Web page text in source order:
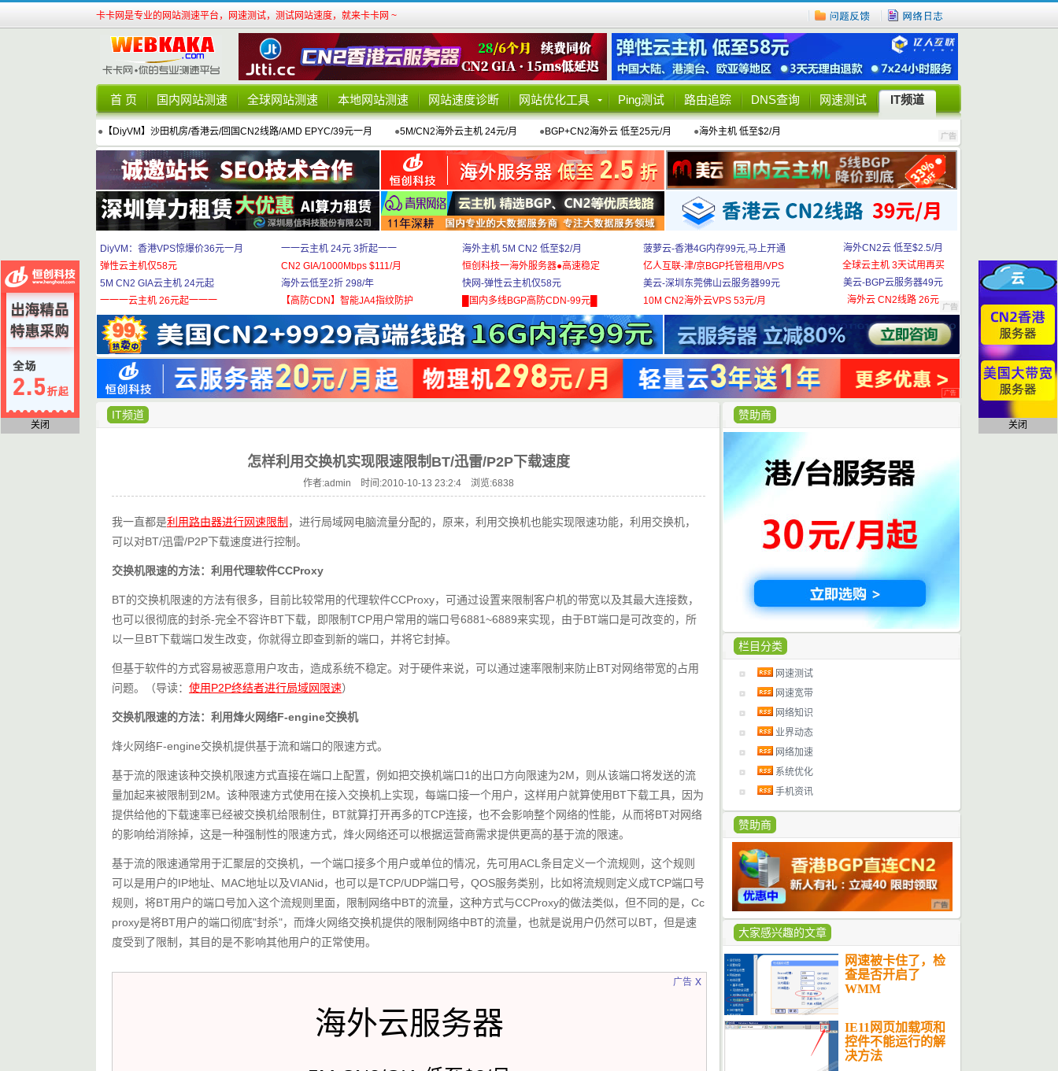
卡卡网是专业的网站测速平台，网速测试，测试网站速度，就来卡卡网 ~
首 页 国内网站测速 全球网站测速 本地网站测速 网站速度诊断 网站优化工具 Ping测试 路由追踪 DNS查询 网速测试 IT频道
● 【DiyVM】沙田机房/香港云/回国CN2线路/AMD EPYC/39元一月 ●5M/CN2海外云主机 24元/月 ●BGP+CN2海外云 低至25元/月 ●海外主机 低至$2/月
DiyVM：香港VPS惊爆价36元一月
弹性云主机仅58元
5M CN2 GIA云主机 24元起
一一一云主机 26元起一一一
一一云主机 24元 3折起一一
CN2 GIA/1000Mbps $111/月
海外云低至2折 298/年
【高防CDN】智能JA4指纹防护
海外主机 5M CN2 低至$2/月
恒创科技一海外服务器●高速稳定
快网-弹性云主机仅58元
█国内多线BGP高防CDN-99元█
菠萝云-香港4G内存99元,马上开通
亿人互联-津/京BGP托管租用/VPS
美云-深圳东莞佛山云服务器99元
10M CN2海外云VPS 53元/月
海外CN2云 低至$2.5/月
全球云主机 3天试用再买
美云-BGP云服务器49元
海外云 CN2线路 26元
赞助商
栏目分类
网速测试
网速宽带
网络知识
业界动态
网络加速
系统优化
手机资讯
赞助商
大家感兴趣的文章
网速被卡住了，检
查是否开启了
WMM
IE11网页加载项和
控件不能运行的解
决方法
IT频道
怎样利用交换机实现限速限制BT/迅雷/P2P下载速度
作者:admin 时间:2010-10-13 23:2:4 浏览:6838
我一直都是利用路由器进行网速限制 ，进行局域网电脑流量分配的，原来，利用交换机也能实现限速功能，利用交换机，
可以对BT/迅雷/P2P下载速度进行控制。
交换机限速的方法：利用代理软件CCProxy
BT的交换机限速的方法有很多，目前比较常用的代理软件CCProxy，可通过设置来限制客户机的带宽以及其最大连接数，
也可以很彻底的封杀-完全不容许BT下载，即限制TCP用户常用的端口号6881~6889来实现，由于BT端口是可改变的，所
以一旦BT下载端口发生改变，你就得立即查到新的端口，并将它封掉。
但基于软件的方式容易被恶意用户攻击，造成系统不稳定。对于硬件来说，可以通过速率限制来防止BT对网络带宽的占用
问题。（导读： 使用P2P终结者进行局域网限速）
交换机限速的方法：利用烽火网络F-engine交换机
烽火网络F-engine交换机提供基于流和端口的限速方式。
基于流的限速该种交换机限速方式直接在端口上配置，例如把交换机端口1的出口方向限速为2M，则从该端口将发送的流
量加起来被限制到2M。该种限速方式使用在接入交换机上实现，每端口接一个用户，这样用户就算使用BT下载工具，因为
提供给他的下载速率已经被交换机给限制住，BT就算打开再多的TCP连接，也不会影响整个网络的性能，从而将BT对网络
的影响给消除掉，这是一种强制性的限速方式，烽火网络还可以根据运营商需求提供更高的基于流的限速。
基于流的限速通常用于汇聚层的交换机，一个端口接多个用户或单位的情况，先可用ACL条目定义一个流规则，这个规则
可以是用户的IP地址、MAC地址以及VIANid，也可以是TCP/UDP端口号，QOS服务类别，比如将流规则定义成TCP端口号
规则，将BT用户的端口号加入这个流规则里面，限制网络中BT的流量，这种方式与CCProxy的做法类似，但不同的是，Cc
proxy是将BT用户的端口彻底"封杀"，而烽火网络交换机提供的限制网络中BT的流量，也就是说用户仍然可以BT，但是速
度受到了限制，其目的是不影响其他用户的正常使用。
广告
海外云服务器
x
关闭 关闭